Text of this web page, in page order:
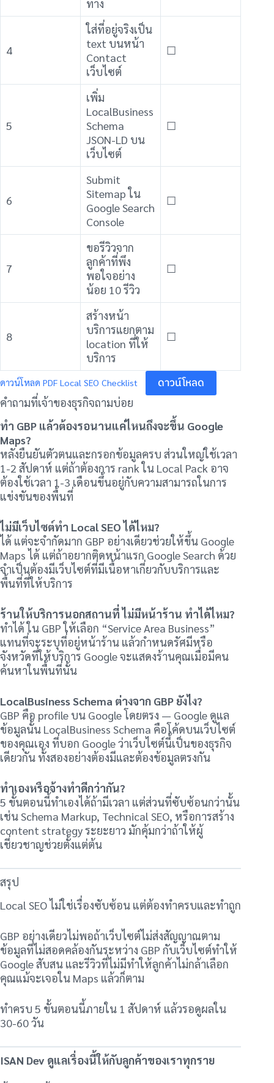
ทาง
4
ใส่ที่อยู่จริงเป็น
text บนหน้า
Contact
เว็บไซต์
☐
5
เพิ่ม
LocalBusiness
Schema
JSON-LD บน
เว็บไซต์
☐
6
Submit
Sitemap ใน
Google Search
Console
☐
7
ขอรีวิวจาก
ลูกค้าที่พึง
พอใจอย่าง
น้อย 10 รีวิว
☐
8
สร้างหน้า
บริการแยกตาม
location ที่ให้
บริการ
☐
ดาวน์โหลด PDF Local SEO Checklist ดาวน์โหลด
คำถามที่เจ้าของธุรกิจถามบ่อย
ทำ GBP แล้วต้องรอนานแค่ไหนถึงจะขึ้น Google
Maps?
หลังยืนยันตัวตนและกรอกข้อมูลครบ ส่วนใหญ่ใช้เวลา
1-2 สัปดาห์ แต่ถ้าต้องการ rank ใน Local Pack อาจ
ต้องใช้เวลา 1-3 เดือนขึ้นอยู่กับความสามารถในการ
แข่งขันของพื้นที่
ไม่มีเว็บไซต์ทำ Local SEO ได้ไหม?
ได้ แต่จะจำกัดมาก GBP อย่างเดียวช่วยให้ขึ้น Google
Maps ได้ แต่ถ้าอยากติดหน้าแรก Google Search ด้วย
จำเป็นต้องมีเว็บไซต์ที่มีเนื้อหาเกี่ยวกับบริการและ
พื้นที่ที่ให้บริการ
ร้านให้บริการนอกสถานที่ ไม่มีหน้าร้าน ทำได้ไหม?
ทำได้ ใน GBP ให้เลือก “Service Area Business”
แทนที่จะระบุที่อยู่หน้าร้าน แล้วกำหนดรัศมีหรือ
จังหวัดที่ให้บริการ Google จะแสดงร้านคุณเมื่อมีคน
ค้นหาในพื้นที่นั้น
LocalBusiness Schema ต่างจาก GBP ยังไง?
GBP คือ profile บน Google โดยตรง — Google ดูแล
ข้อมูลนั้น LocalBusiness Schema คือโค้ดบนเว็บไซต์
ของคุณเอง ที่บอก Google ว่าเว็บไซต์นี้เป็นของธุรกิจ
เดียวกัน ทั้งสองอย่างต้องมีและต้องข้อมูลตรงกัน
ทำเองหรือจ้างทำดีกว่ากัน?
5 ขั้นตอนนี้ทำเองได้ถ้ามีเวลา แต่ส่วนที่ซับซ้อนกว่านั้น
เช่น Schema Markup, Technical SEO, หรือการสร้าง
content strategy ระยะยาว มักคุ้มกว่าถ้าให้ผู้
เชี่ยวชาญช่วยตั้งแต่ต้น
สรุป
Local SEO ไม่ใช่เรื่องซับซ้อน แต่ต้องทำครบและทำถูก
GBP อย่างเดียวไม่พอถ้าเว็บไซต์ไม่ส่งสัญญาณตาม
ข้อมูลที่ไม่สอดคล้องกันระหว่าง GBP กับเว็บไซต์ทำให้
Google สับสน และรีวิวที่ไม่มีทำให้ลูกค้าไม่กล้าเลือก
คุณแม้จะเจอใน Maps แล้วก็ตาม
ทำครบ 5 ขั้นตอนนี้ภายใน 1 สัปดาห์ แล้วรอดูผลใน
30-60 วัน
ISAN Dev ดูแลเรื่องนี้ให้กับลูกค้าของเราทุกราย